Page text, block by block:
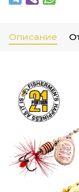
Описание